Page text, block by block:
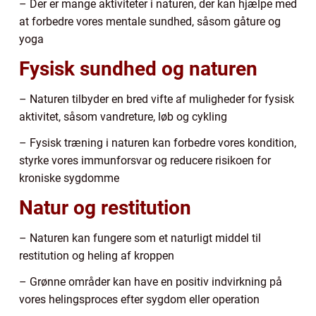
– Der er mange aktiviteter i naturen, der kan hjælpe med
at forbedre vores mentale sundhed, såsom gåture og
yoga
Fysisk sundhed og naturen
– Naturen tilbyder en bred vifte af muligheder for fysisk
aktivitet, såsom vandreture, løb og cykling
– Fysisk træning i naturen kan forbedre vores kondition,
styrke vores immunforsvar og reducere risikoen for
kroniske sygdomme
Natur og restitution
– Naturen kan fungere som et naturligt middel til
restitution og heling af kroppen
– Grønne områder kan have en positiv indvirkning på
vores helingsproces efter sygdom eller operation